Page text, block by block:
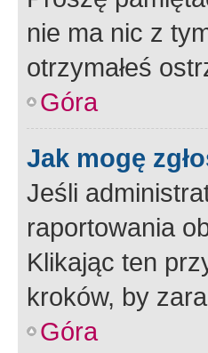
nie ma nic z
otrzymałeś
Góra
Jak mogę
Jeśli
raportowania
Klikając ten
kroków, by
Góra